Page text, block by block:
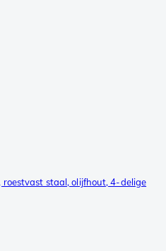
roestvast staal, olijfhout, 4-delige